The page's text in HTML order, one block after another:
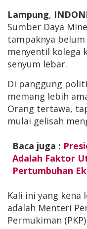
Lampung,
Sumber Daya
tampaknya
menyentil kolega
senyum lebar.
Di panggung
memang lebih
Orang tertawa,
mulai gelisah
Baca juga :
Adalah Faktor
Pertumbuhan
Kali ini yang kena
adalah Menteri
Permukiman